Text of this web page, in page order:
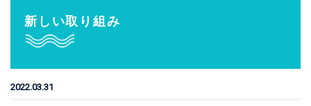
新しい取り組み
2022.03.31